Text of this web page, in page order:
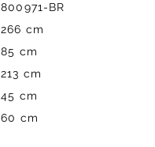
800971-BR
266 cm
85 cm
213 cm
45 cm
60 cm